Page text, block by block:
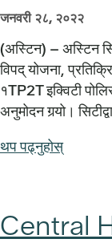
जनवरी २८, २०२२
(अस्टिन) – अस्टिन
विपद् योजना,
१TP2T इक्विटी
अनुमोदन गर्‍यो।
थप पढ्नुहोस्
Central